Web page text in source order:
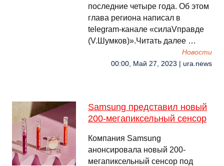
последние четыре года. Об этом
глава региона написал в
telegram-канале «силаVправде
(V.Шумков)».Читать далее …
Новости
00:00, Май 27, 2023 | ura.news
Samsung представил новый
200-мегапиксельный сенсор
Компания Samsung
анонсировала новый 200-
мегапиксельный сенсор под